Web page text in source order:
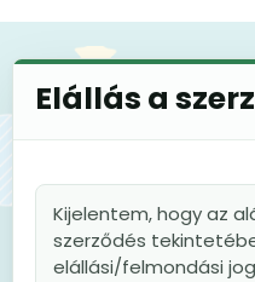
Elállás a
Kijelentem, hogy az
szerződés
elállási/felmondási